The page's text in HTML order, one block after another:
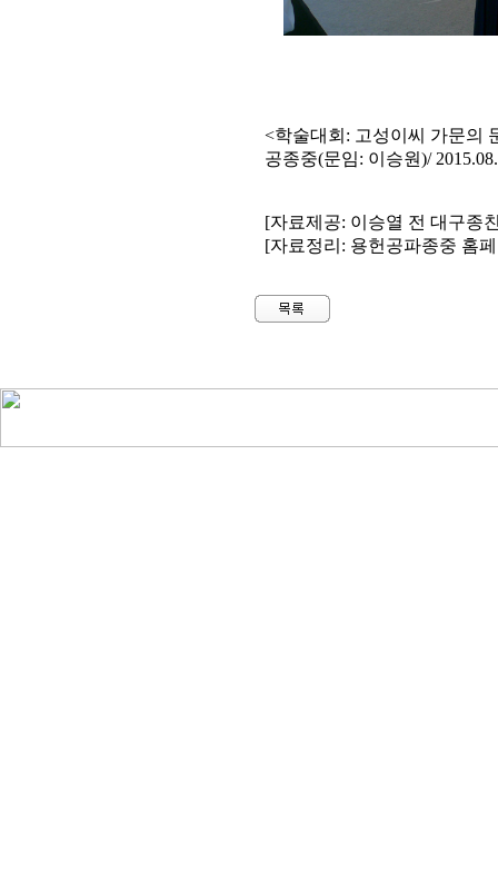
<학술대회: 고성이씨 가문의
공종중(문임: 이승원)/
[자료제공: 이승열 전 대구종
[자료정리: 용헌공파종중 홈